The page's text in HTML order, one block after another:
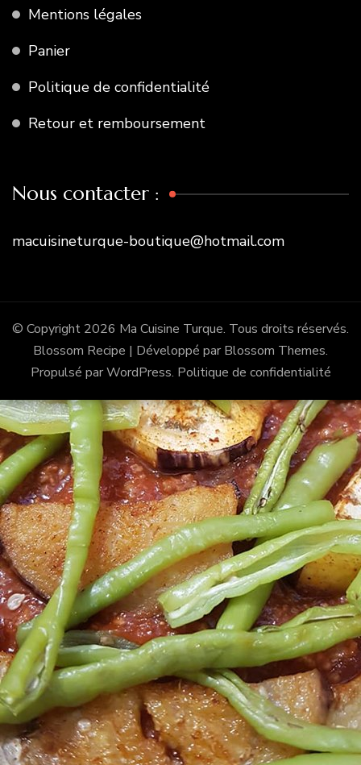
Mentions légales
Panier
Politique de confidentialité
Retour et remboursement
Nous contacter :
macuisineturque-boutique@hotmail.com
© Copyright 2026 Ma Cuisine Turque. Tous droits réservés.
Blossom Recipe | Développé par Blossom Themes.
Propulsé parWordPress. Politique de confidentialité